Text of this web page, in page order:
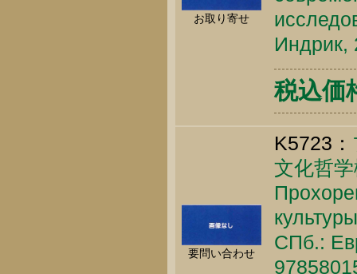
お取り寄せ
Индрик,
税込価
要問い合わせ
K5723：
文化哲
СПб.: